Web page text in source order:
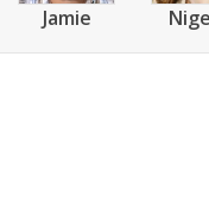
Jamie